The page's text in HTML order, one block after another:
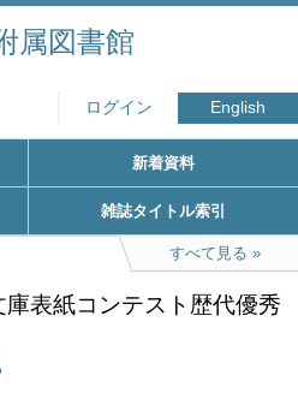
属図書館
ログイン English
新着資料
雑誌タイトル索引
すべて見る
表紙コンテスト歴代優秀